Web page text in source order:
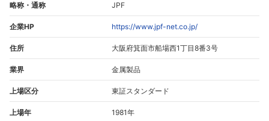
略称・通称 JPF
企業HP https://www.jpf-net.co.jp/
住所 大阪府箕面市船場西1丁目8番3号
業界 金属製品
上場区分 東証スタンダード
上場年 1981年